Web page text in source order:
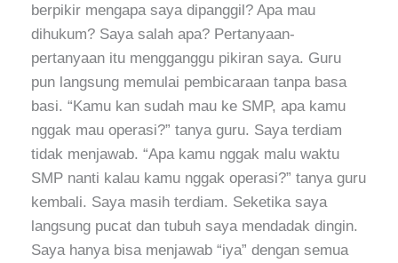
berpikir mengapa saya dipanggil? Apa mau
dihukum? Saya salah apa? Pertanyaan-
pertanyaan itu mengganggu pikiran saya. Guru
pun langsung memulai pembicaraan tanpa basa
basi. “Kamu kan sudah mau ke SMP, apa kamu
nggak mau operasi?” tanya guru. Saya terdiam
tidak menjawab. “Apa kamu nggak malu waktu
SMP nanti kalau kamu nggak operasi?” tanya guru
kembali. Saya masih terdiam. Seketika saya
langsung pucat dan tubuh saya mendadak dingin.
Saya hanya bisa menjawab “iya” dengan semua